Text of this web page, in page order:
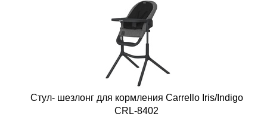
Стул- шезлонг для кормления Carrello Iris/Indigo
CRL-8402